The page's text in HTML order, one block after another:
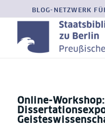
BLOG-NETZWERK
Online-